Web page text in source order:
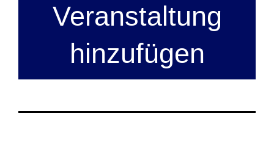
Veranstaltung
hinzufügen